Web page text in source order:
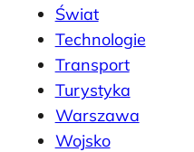
Świat
Technologie
Transport
Turystyka
Warszawa
Wojsko